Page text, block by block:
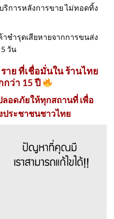
ริการหลังการขาย ไม่ทอดทิ้ง
ชำรุดเสียหายจากการขนส่ง
วัน
าย ที่เชื่อมั่นใน ร้านไทย
กว่า 15 ปี
ลอดภัยให้ทุกสถานที่ เพื่อ
ระชาชนชาวไทย